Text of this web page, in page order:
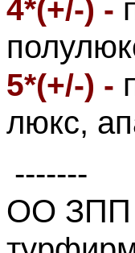
4*(+/-) -
5*(+/-) -
люкс,
-------
ОО ЗПП